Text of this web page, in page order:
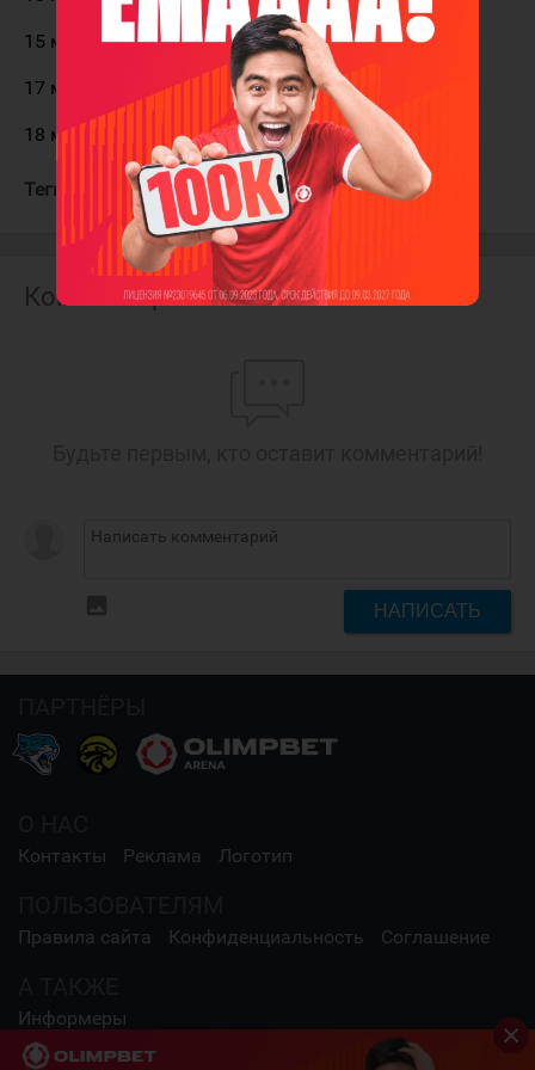
15 мая, в 20:20. Казахстан - Россия
17 мая, в 20:20. Финляндия - Казахстан
18 мая, в 20:20. Италия - Казахстан
Теги: Сборная Казахстана
Комментарии
НАПИСАТЬ
Контакты Реклама Логотип
Правила сайта Конфиденциальность Соглашение
Информеры